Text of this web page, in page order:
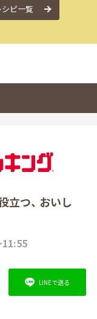
ピ一覧
立つ、 おいし
LINEで送る